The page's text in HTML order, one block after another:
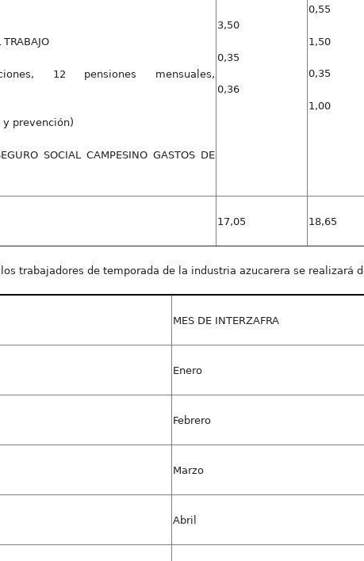
12 pensiones mensuales,
prevención)
SOCIAL CAMPESINO GASTOS DE
3,50
0,35
0,36
0,55
1,50
0,35
1,00
17,05 18,65
trabajadores de temporada de la industria azucarera se realizará
MES DE INTERZAFRA
Enero
Febrero
Marzo
Abril